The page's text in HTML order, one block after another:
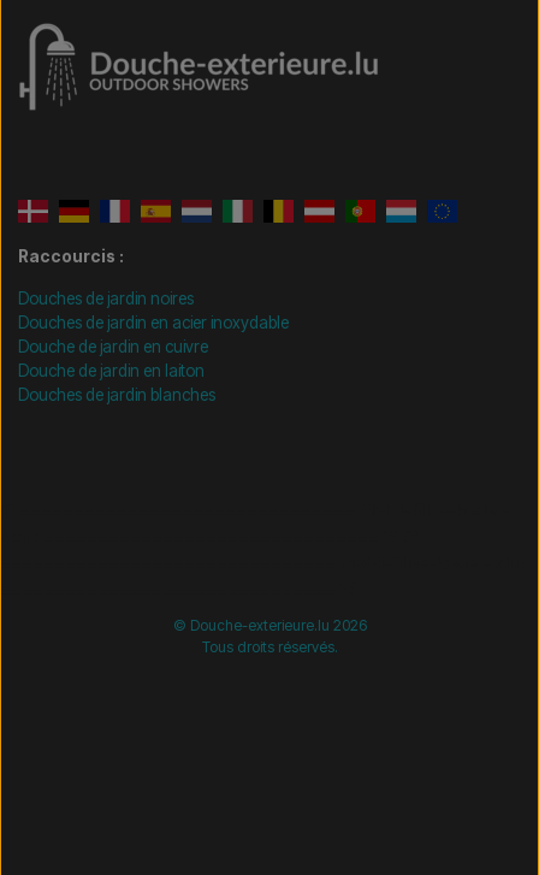
Raccourcis :
Douches de jardin noires
Douches de jardin en acier inoxydable
Douche de jardin en cuivre
Douche de jardin en laiton
Douches de jardin blanches
© Douche-exterieure.lu 2026
Tous droits réservés.